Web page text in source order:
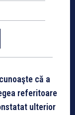
că a
referitoare
ulterior